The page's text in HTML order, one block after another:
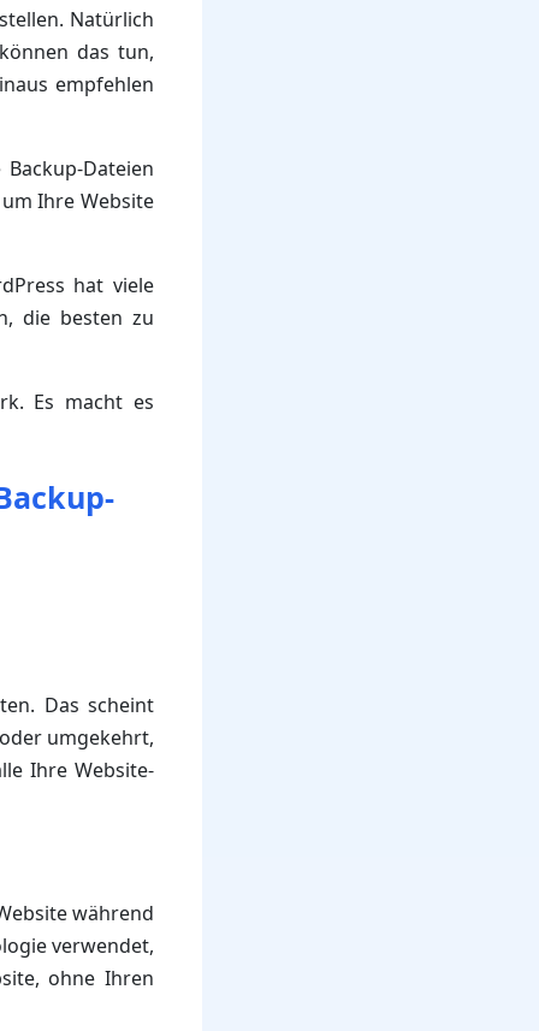
Natürlich
das tun,
empfehlen
Dateien
Ihre Website
hat viele
die besten zu
Es macht es
Das scheint
umgekehrt,
Ihre Website-
während
verwendet,
ohne Ihren